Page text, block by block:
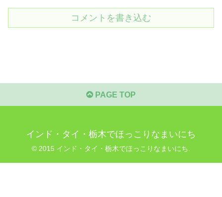
コメントを書き込む
PAGE TOP
インド・タイ・栃木でほっこりなまいにち
© 2015 インド・タイ・栃木でほっこりなまいにち.